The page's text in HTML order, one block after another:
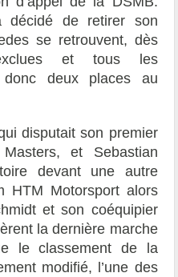
décidé de retirer son
se retrouvent, dès
et tous les
donc deux places au
disputait son premier
et Sebastian
devant une autre
HTM Motorsport alors
et son coéquipier
la dernière marche
le classement de la
modifié, l’une des